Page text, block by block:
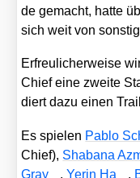
de gemacht, hat­te
sich weit von
Erfreu­li­cher­wei­se
Chief eine zwei­te
diert dazu einen
Es spie­len Pablo
Chief), Shaba­na
Gray
,Yerin Ha ,